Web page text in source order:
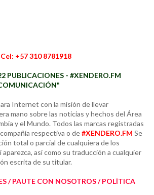
+57 310 8781918
PUBLICACIONES - #XENDERO.FM
Internet con la misión de llevar
mano sobre las noticias y hechos del Área
y el Mundo. Todos las marcas registradas
respectiva o de#XENDERO.FM Se
total o parcial de cualquiera de los
así como su traducción a cualquier
escrita de su titular.
/ PAUTE CON NOSOTROS / POLÍTICA